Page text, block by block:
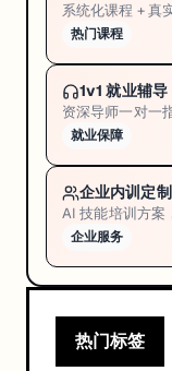
系统化课程 + 真
热门课程
1v1 就业辅导
资深导师一对一
就业保障
企业内训定制
AI 技能培训方案
企业服务
热门标签